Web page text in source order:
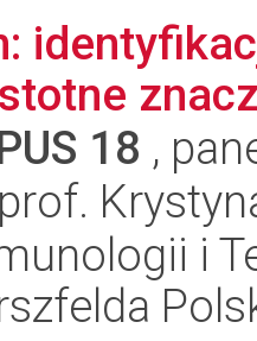
18 ,
i